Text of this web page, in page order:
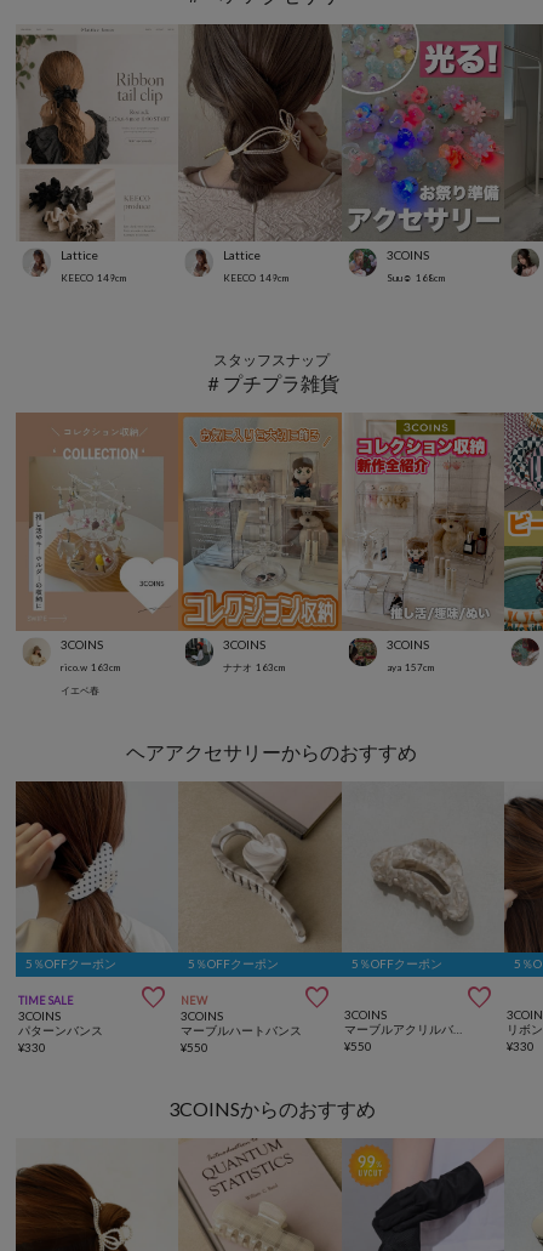
Lattice
KEECO 149cm
Lattice
KEECO 149cm
3COINS
Suu☺︎ 168cm
スタッフスナップ
＃プチプラ雑貨
3COINS
rico.w 163cm
イエベ春
3COINS
ナナオ 163cm
3COINS
aya 157cm
ヘアアクセサリーからのおすすめ
5％OFFクーポン
TIME SALE 
3COINS
パターンバンス
¥330
5％OFFクーポン
NEW 
3COINS
マーブルハートバンス
¥550
5％OFFクーポン

3COINS
マーブルアクリルバンス
¥550
5％
リボ
¥330
3COINSからのおすすめ